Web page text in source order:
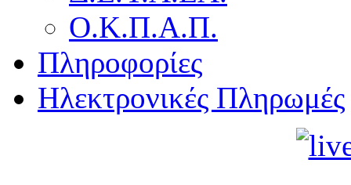
Ο.Κ.Π.Α.Π.
Πληροφορίες
Ηλεκτρονικές Πληρωμές